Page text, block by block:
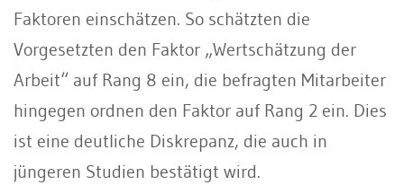
Faktoren einschätzen. So schätzten die
Vorgesetzten den Faktor „Wertschätzung der
Arbeit“ auf Rang 8 ein, die befragten Mitarbeiter
hingegen ordnen den Faktor auf Rang 2 ein. Dies
ist eine deutliche Diskrepanz, die auch in
jüngeren Studien bestätigt wird.